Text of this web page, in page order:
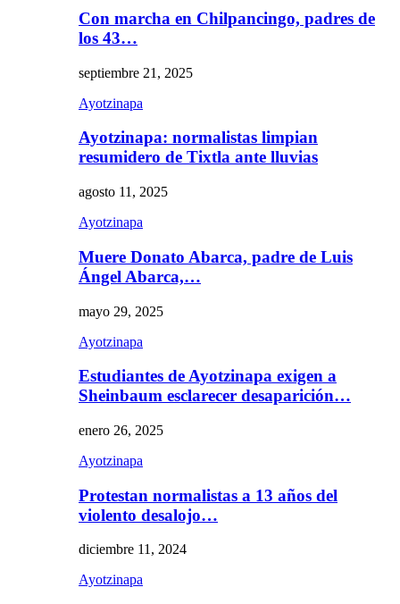
Con marcha en Chilpancingo, padres de
los 43…
septiembre 21, 2025
Ayotzinapa
Ayotzinapa: normalistas limpian
resumidero de Tixtla ante lluvias
agosto 11, 2025
Ayotzinapa
Muere Donato Abarca, padre de Luis
Ángel Abarca,…
mayo 29, 2025
Ayotzinapa
Estudiantes de Ayotzinapa exigen a
Sheinbaum esclarecer desaparición…
enero 26, 2025
Ayotzinapa
Protestan normalistas a 13 años del
violento desalojo…
diciembre 11, 2024
Ayotzinapa